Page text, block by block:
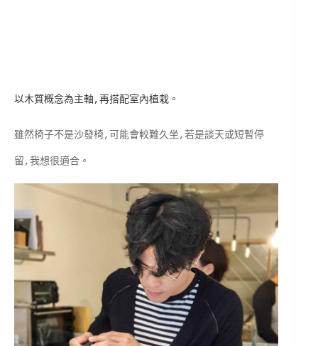
以木質概念為主軸,再搭配室內植栽。
雖然椅子不是沙發椅,可能會較難久坐,若是談天或短暫停
留,我想很適合。